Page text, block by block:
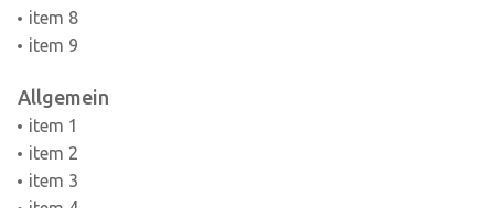
item 8
item 9
Allgemein
item 1
item 2
item 3